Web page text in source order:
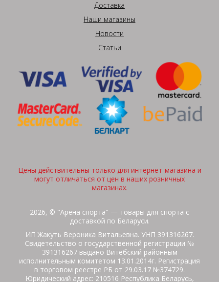
Доставка
Наши магазины
Новости
Статьи
Цены действительны только для интернет-магазина и
могут отличаться от цен в наших розничных
магазинах.
2026, © "Арена спорта" — товары для спорта с
доставкой по Беларуси.
ИП Жакуть Вероника Витальевна. УНП 391316267.
Свидетельство о государственной регистрации №
391316267 выдано Витебский районным
исполнительным комитетом 13.01.2014г. Регистрация
в торговом реестре РБ от 29.03.17 №374729.
Юридический адрес: 210516 Республика Беларусь,